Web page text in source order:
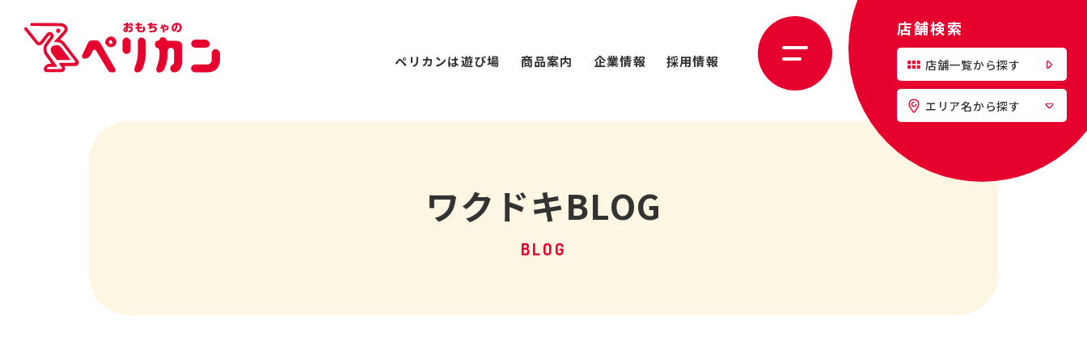
店舗検索
店舗一覧から探す
エリア名から探す
ペリカンは遊び場 商品案内 企業情報 採用情報
ワクドキBLOG
BLOG